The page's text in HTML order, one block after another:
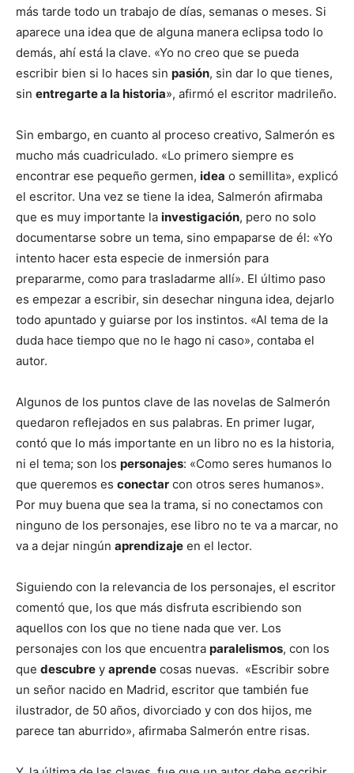
más tarde todo un trabajo de días, semanas o meses. Si
aparece una idea que de alguna manera eclipsa todo lo
demás, ahí está la clave. «Yo no creo que se pueda
escribir bien si lo haces sin pasión, sin dar lo que tienes,
sin entregarte a la historia», afirmó el escritor madrileño.
Sin embargo, en cuanto al proceso creativo, Salmerón es
mucho más cuadriculado. «Lo primero siempre es
encontrar ese pequeño germen, idea o semillita», explicó
el escritor. Una vez se tiene la idea, Salmerón afirmaba
que es muy importante la investigación, pero no solo
documentarse sobre un tema, sino empaparse de él: «Yo
intento hacer esta especie de inmersión para
prepararme, como para trasladarme allí». El último paso
es empezar a escribir, sin desechar ninguna idea, dejarlo
todo apuntado y guiarse por los instintos. «Al tema de la
duda hace tiempo que no le hago ni caso», contaba el
autor.
Algunos de los puntos clave de las novelas de Salmerón
quedaron reflejados en sus palabras. En primer lugar,
contó que lo más importante en un libro no es la historia,
ni el tema; son los personajes: «Como seres humanos lo
que queremos es conectar con otros seres humanos».
Por muy buena que sea la trama, si no conectamos con
ninguno de los personajes, ese libro no te va a marcar, no
va a dejar ningún aprendizaje en el lector.
Siguiendo con la relevancia de los personajes, el escritor
comentó que, los que más disfruta escribiendo son
aquellos con los que no tiene nada que ver. Los
personajes con los que encuentra paralelismos, con los
que descubre y aprende cosas nuevas. «Escribir sobre
un señor nacido en Madrid, escritor que también fue
ilustrador, de 50 años, divorciado y con dos hijos, me
parece tan aburrido», afirmaba Salmerón entre risas.